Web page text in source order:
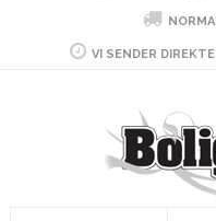
VI SENDER